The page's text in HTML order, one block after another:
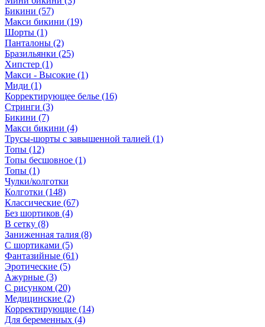
Бикини (57)
Макси бикини (19)
Шорты (1)
Панталоны (2)
Бразильянки (25)
Хипстер (1)
Макси - Высокие (1)
Миди (1)
Корректирующее белье (16)
Стринги (3)
Бикини (7)
Макси бикини (4)
Трусы-шорты с завышенной талией (1)
Топы (12)
Топы бесшовное (1)
Топы (1)
Чулки/колготки
Колготки (148)
Классические (67)
Без шортиков (4)
В сетку (8)
Заниженная талия (8)
C шортиками (5)
Фантазийные (61)
Эротические (5)
Ажурные (3)
С рисунком (20)
Медицинские (2)
Корректирующие (14)
Для беременных (4)